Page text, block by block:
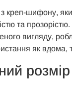
креп-шифону,
та
вигляду,
як вдома,
розмір